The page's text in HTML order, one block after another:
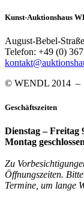
Kunst-Auktionshaus
August-Bebel-
Telefon: +49 (0)
© WENDL 2014 –
Geschäftszeiten
Dienstag – Freitag
Montag
Zu
Öffnungszeiten.
Termine, um lange